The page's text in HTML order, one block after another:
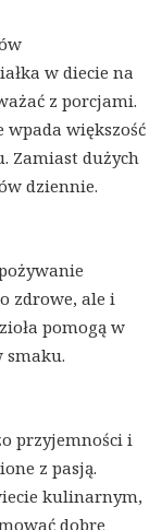
w diecie na
z porcjami.
wpada większość
Zamiast dużych
dziennie.
zdrowe, ale i
pomogą w
smaku.
przyjemności i
z pasją.
kulinarnym,
dobre